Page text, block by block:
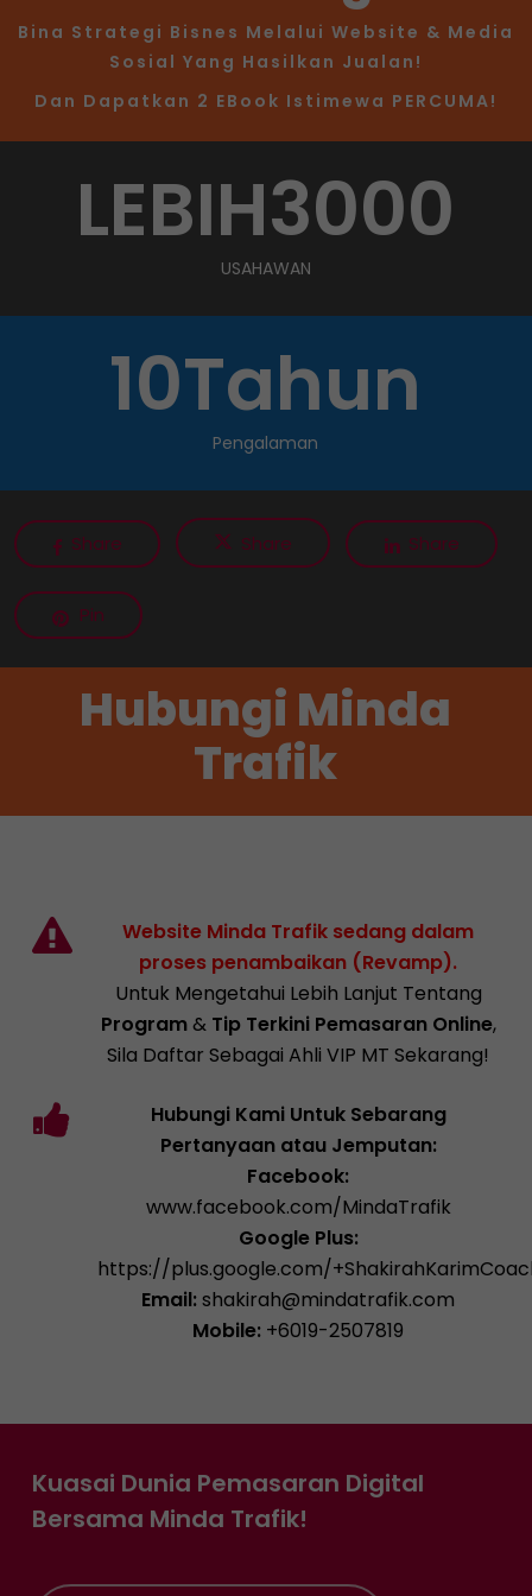
Bina Strategi Bisnes Melalui Website & Media
Sosial Yang Hasilkan Jualan!
Dan Dapatkan 2 EBook Istimewa PERCUMA!
LEBIH3000
USAHAWAN
10Tahun
Pengalaman
Share Share Share
Pin
Hubungi Minda
Trafik
Website Minda Trafik sedang dalam
proses penambaikan (Revamp).
Untuk Mengetahui Lebih Lanjut Tentang
Program& Tip Terkini Pemasaran Online,
Sila Daftar Sebagai Ahli VIP MT Sekarang!
Hubungi Kami Untuk Sebarang
Pertanyaan atau Jemputan:
Facebook:
www.facebook.com/MindaTrafik
Google Plus:
https://plus.google.com/
Email:shakirah@mindatrafik.com
Mobile: +6019-2507819
Kuasai Dunia Pemasaran Digital
Bersama Minda Trafik!